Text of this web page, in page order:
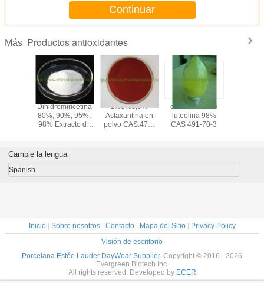
Continuar
Más Productos antioxidantes
Dihidromiricetina
80%, 90%, 95%,
98% Extracto de
1%3%3,5%
Astaxantina en
polvo CAS:472-
el antioxidante
luteolina 98%
CAS 491-70-3
Cambie la lengua
Spanish
Inicio| Sobre nosotros| Contacto| Mapa del Sitio| Privacy Policy
Visión de escritorio
Porcelana Estée Lauder DayWear Supplier. Copyright © 2016 - 2026
Evergreen Biotech Inc.
All rights reserved. Developed by ECER